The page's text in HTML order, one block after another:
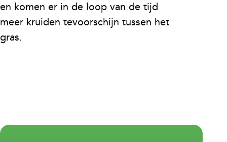
en komen er in de loop van de tijd
meer kruiden tevoorschijn tussen het
gras.